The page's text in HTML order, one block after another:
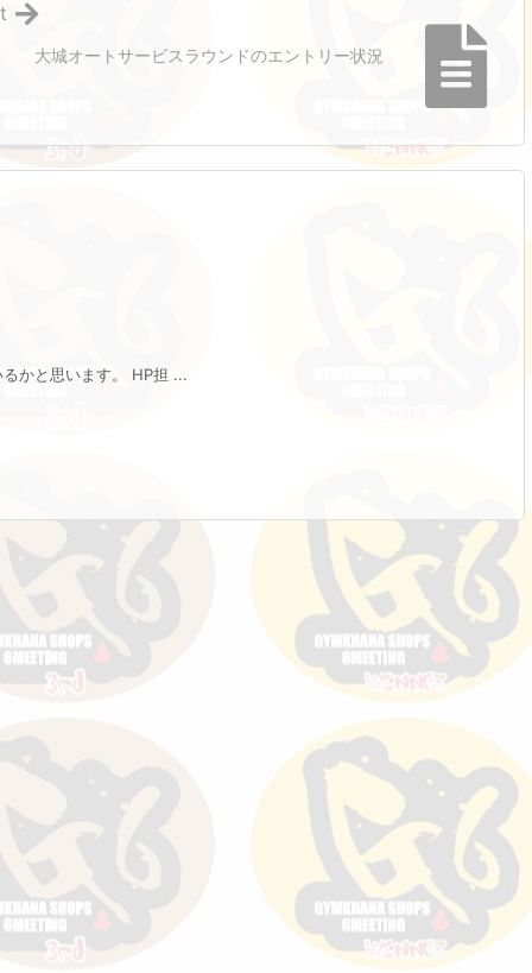
大城オートサービスラウンドのエントリー状況
かと思います。 HP担 ...